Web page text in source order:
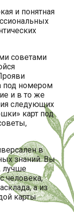
и понятная
советами
под номером
и в то же
следующих
карт под
в
знаний. Вы
лучше
человека,
а из
карты